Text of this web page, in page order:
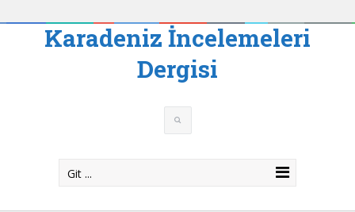
Karadeniz İncelemeleri
Dergisi
Git ...